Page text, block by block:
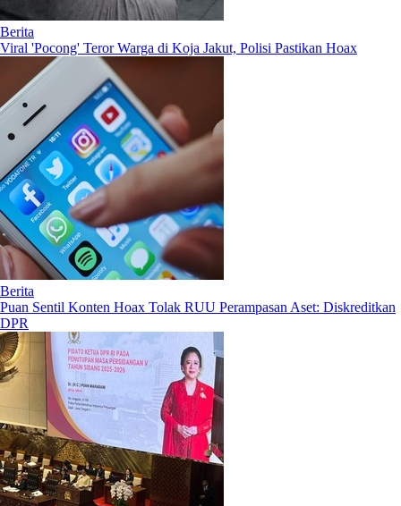
Berita
Viral 'Pocong' Teror Warga di Koja Jakut, Polisi Pastikan Hoax
Berita
Puan Sentil Konten Hoax Tolak RUU Perampasan Aset: Diskreditkan
DPR